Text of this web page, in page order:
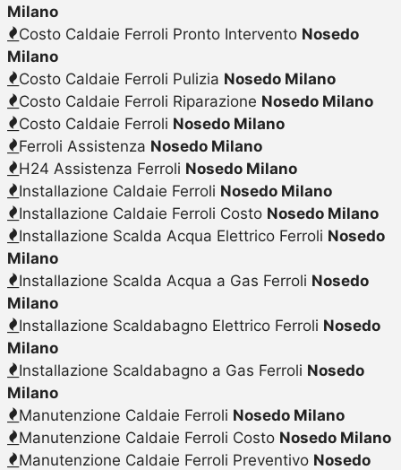
Milano
Costo Caldaie Ferroli Pronto Intervento Nosedo
Milano
Costo Caldaie Ferroli Pulizia Nosedo Milano
Costo Caldaie Ferroli Riparazione Nosedo Milano
Costo Caldaie Ferroli Nosedo Milano
Ferroli Assistenza Nosedo Milano
H24 Assistenza Ferroli Nosedo Milano
Installazione Caldaie Ferroli Nosedo Milano
Installazione Caldaie Ferroli Costo Nosedo Milano
Installazione Scalda Acqua Elettrico Ferroli Nosedo
Milano
Installazione Scalda Acqua a Gas Ferroli Nosedo
Milano
Installazione Scaldabagno Elettrico Ferroli Nosedo
Milano
Installazione Scaldabagno a Gas Ferroli Nosedo
Milano
Manutenzione Caldaie Ferroli Nosedo Milano
Manutenzione Caldaie Ferroli Costo Nosedo Milano
Manutenzione Caldaie Ferroli Preventivo Nosedo